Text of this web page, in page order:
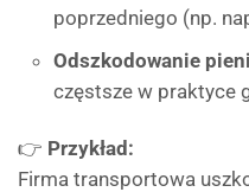
poprzedniego (np.
Odszkodowanie
częstsze w praktyce
👉 Przykład:
Firma transportowa